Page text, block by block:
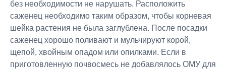
без необходимости не нарушать. Расположить
саженец необходимо таким образом, чтобы корневая
шейка растения не была заглублена. После посадки
саженец хорошо поливают и мульчируют корой,
щепой, хвойным опадом или опилками. Если в
приготовленную почвосмесь не добавлялось ОМУ для